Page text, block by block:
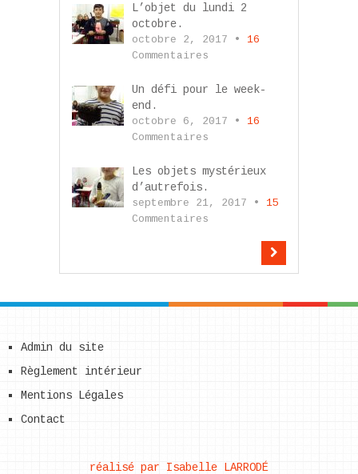
L’objet du lundi 2
octobre.
octobre 2, 2017 • 16
Commentaires
Un défi pour le week-
end.
octobre 6, 2017 • 16
Commentaires
Les objets mystérieux
d’autrefois.
septembre 21, 2017 • 15
Commentaires
Admin du site
Règlement intérieur
Mentions Légales
Contact
réalisé par Isabelle LARRODÉ